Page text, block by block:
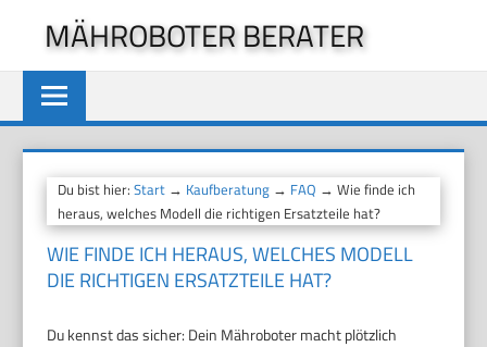
springen
MÄHROBOTER BERATER
Du bist hier:Start → Kaufberatung → FAQ → Wie finde ich
heraus, welches Modell die richtigen Ersatzteile hat?
WIE FINDE ICH HERAUS, WELCHES MODELL
DIE RICHTIGEN ERSATZTEILE HAT?
Du kennst das sicher: Dein Mähroboter macht plötzlich